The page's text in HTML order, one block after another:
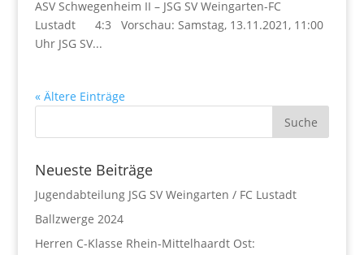
ASV Schwegenheim II – JSG SV Weingarten-FC
Lustadt 4:3 Vorschau: Samstag, 13.11.2021, 11:00
Uhr JSG SV...
« Ältere Einträge
Neueste Beiträge
Jugendabteilung JSG SV Weingarten / FC Lustadt
Ballzwerge 2024
Herren C-Klasse Rhein-Mittelhaardt Ost: